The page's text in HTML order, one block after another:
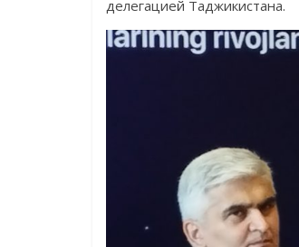
делегацией Таджикистана.